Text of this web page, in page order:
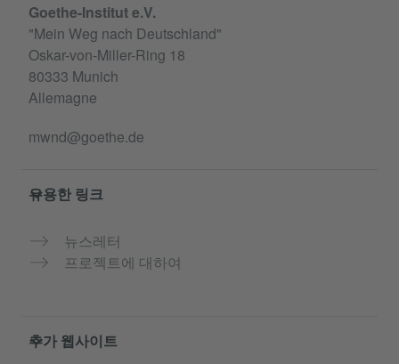
Goethe-Institut e.V.
"Mein Weg nach Deutschland"
Oskar-von-Miller-Ring 18
80333 Munich
Allemagne
mwnd@goethe.de
유용한 링크
뉴스레터
프로젝트에 대하여
추가 웹사이트